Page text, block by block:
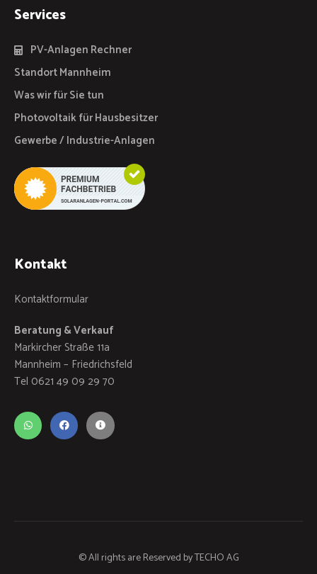
Services
PV-Anlagen Rechner
Standort Mannheim
Was wir für Sie tun
Photovoltaik für Hausbesitzer
Gewerbe / Industrie-Anlagen
Kontakt
Kontaktformular
Beratung & Verkauf
Markircher Straße 11a
Mannheim – Friedrichsfeld
Tel 0621 49 09 29 70
© All rights are Reserved byTECHO AG